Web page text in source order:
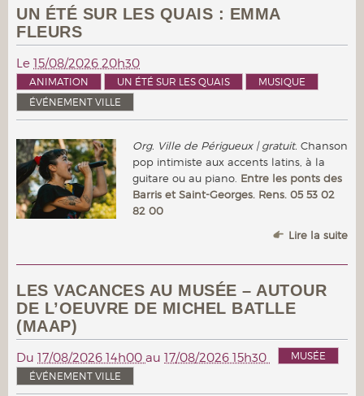
UN ÉTÉ SUR LES QUAIS : EMMA
FLEURS
Le 15/08/2026 20h30
ANIMATION UN ÉTÉ SUR LES QUAIS
MUSIQUE
ÉVÉNEMENT VILLE
Org. Ville de Périgueux | gratuit. Chanson
pop intimiste aux accents latins, à la
guitare ou au piano. Entre les ponts des
Barris et Saint-Georges. Rens. 05 53 02
82 00
Lire la suite
LES VACANCES AU MUSÉE – AUTOUR
DE L’OEUVRE DE MICHEL BATLLE
(MAAP)
Du 17/08/2026 14h00 au 17/08/2026 15h30
MUSÉE
ÉVÉNEMENT VILLE